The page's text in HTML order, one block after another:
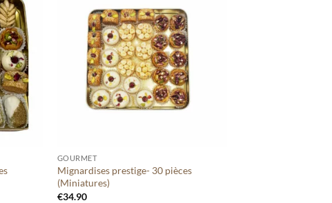
Ajouter
à votre
liste
GOURMET
Mignardises prestige- 30 pièces
(Miniatures)
€34.90